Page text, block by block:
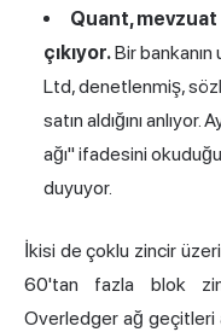
Quant,
çıkıyor.Bir
Ltd, denetlenmiş,
satın aldığını
ağı" ifadesini
duyuyor.
İkisi de çoklu zincir
60'tan fazla blok
Overledger ağ geçitleri